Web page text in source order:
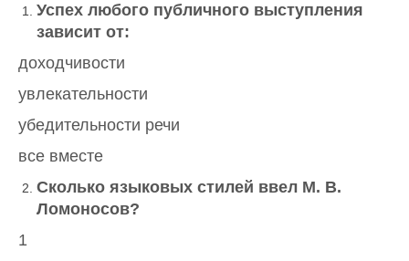
Успех любого публичного выступления
зависит от:
доходчивости
увлекательности
убедительности речи
все вместе
Сколько языковых стилей ввел М. В.
Ломоносов?
1